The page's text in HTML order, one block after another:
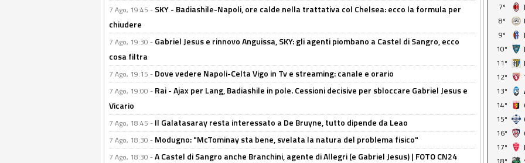
7 Ago, 19:45 - SKY - Badiashile-Napoli, ore calde nella trattativa col Chelsea: ecco la formula per
chiudere
7 Ago, 19:30 - Gabriel Jesus e rinnovo Anguissa, SKY: gli agenti piombano a Castel di Sangro, ecco
cosa filtra
7 Ago, 19:15 - Dove vedere Napoli-Celta Vigo in Tv e streaming: canale e orario
7 Ago, 19:00 - Rai - Ajax per Lang, Badiashile in pole. Cessioni decisive per sbloccare Gabriel Jesus e
Vicario
7 Ago, 18:45 - Il Galatasaray resta interessato a De Bruyne, tutto dipende da Leao
7 Ago, 18:30 - Modugno: "McTominay sta bene, svelata la natura del problema fisico"
7 Ago, 18:30 -A Castel di Sangro anche Branchini, agente di Allegri (e Gabriel Jesus) | FOTO CN24
7º
8º
9º
10º
11º
12º
13º
14º
15º
16º
17º